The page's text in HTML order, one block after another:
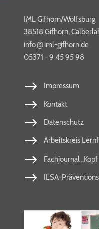
IML Gifhorn/Wolfsburg
38518 Gifhorn,
info​@iml-​gif​horn​.de
05371 - 9 45 95 98
Impressum
Kontakt
Datenschutz
Arbeitskreis
Fachjournal
ILSA-